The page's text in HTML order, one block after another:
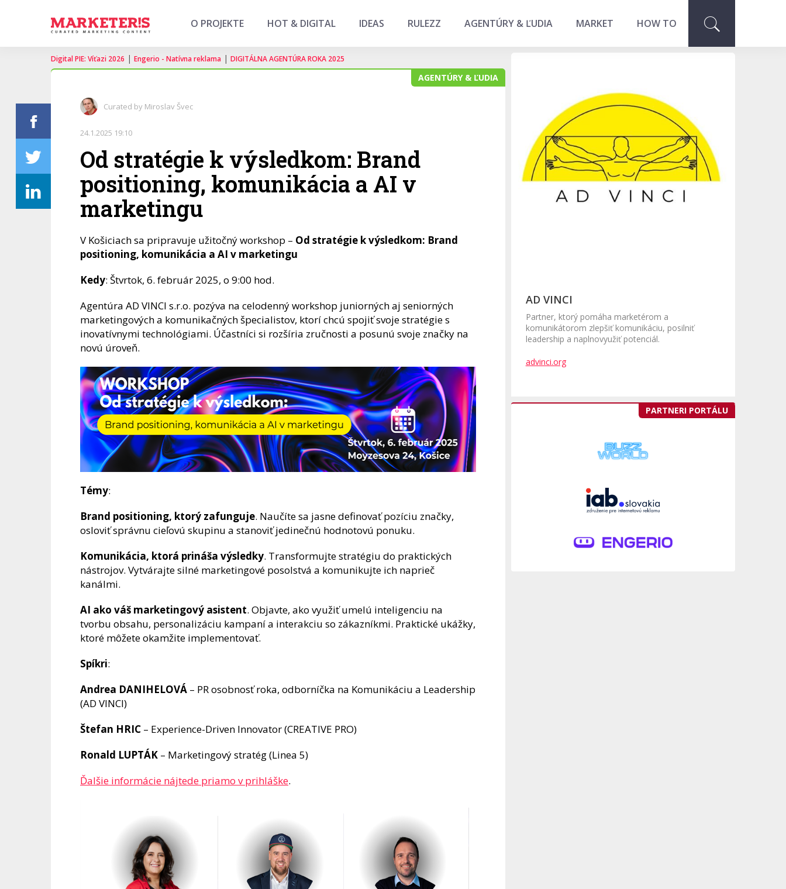
O PROJEKTE HOT & DIGITAL IDEAS RULEZZ AGENTÚRY & ĽUDIA MARKET HOW TO
Digital PIE: Víťazi 2026 | Engerio - Natívna reklama | DIGITÁLNA AGENTÚRA ROKA 2025
AGENTÚRY & ĽUDIA
Curated by Miroslav Švec
24.1.2025 19:10
Od stratégie k výsledkom: Brand
positioning, komunikácia a AI v
marketingu
V Košiciach sa pripravuje užitočný workshop – Od stratégie k výsledkom: Brand
positioning, komunikácia a AI v marketingu
Kedy: Štvrtok, 6. február 2025, o 9:00 hod.
Agentúra AD VINCI s.r.o. pozýva na celodenný workshop juniorných aj seniorných
marketingových a komunikačných špecialistov, ktorí chcú spojiť svoje stratégie s
inovatívnymi technológiami. Účastníci si rozšíria zručnosti a posunú svoje značky na
novú úroveň.
Témy:
Brand positioning, ktorý zafunguje. Naučíte sa jasne definovať pozíciu značky,
osloviť správnu cieľovú skupinu a stanoviť jedinečnú hodnotovú ponuku.
Komunikácia, ktorá prináša výsledky. Transformujte stratégiu do praktických
nástrojov. Vytvárajte silné marketingové posolstvá a komunikujte ich naprieč
kanálmi.
AI ako váš marketingový asistent. Objavte, ako využiť umelú inteligenciu na
tvorbu obsahu, personalizáciu kampaní a interakciu so zákazníkmi. Praktické ukážky,
ktoré môžete okamžite implementovať.
Spíkri:
Andrea DANIHELOVÁ – PR osobnosť roka, odborníčka na Komunikáciu a Leadership
(AD VINCI)
Štefan HRIC – Experience-Driven Innovator (CREATIVE PRO)
Ronald LUPTÁK – Marketingový stratég (Linea 5)
Ďalšie informácie nájtede priamo v prihláške.
AD VINCI
Partner, ktorý pomáha marketérom a
komunikátorom zlepšiť komunikáciu, posilniť
leadership a naplnovyužiť potenciál.
advinci.org
PARTNERI PORTÁLU